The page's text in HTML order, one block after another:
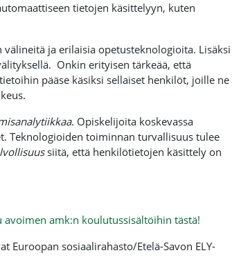
tietojen käsittelyyn, kuten
ja erilaisia opetusteknologioita. Lisäksi
Onkin erityisen tärkeää, että
pääse käsiksi sellaiset henkilöt, joille ne
. Opiskelijoita koskevassa
Teknologioiden toiminnan turvallisuus tulee
siitä, että henkilötietojen käsittely on
avoimen amk:n koulutussisältöihin tästä!
Euroopan sosiaalirahasto/Etelä-Savon ELY-